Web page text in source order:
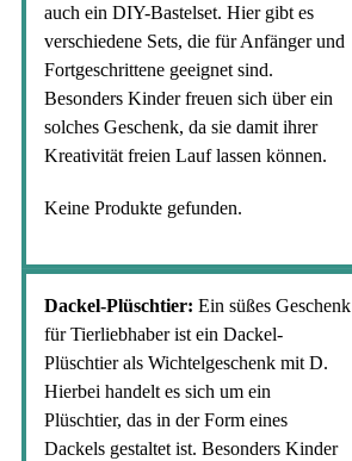
auch ein DIY-Bastelset. Hier gibt es
verschiedene Sets, die für Anfänger und
Fortgeschrittene geeignet sind.
Besonders Kinder freuen sich über ein
solches Geschenk, da sie damit ihrer
Kreativität freien Lauf lassen können.
Keine Produkte gefunden.
Dackel-Plüschtier: Ein süßes Geschenk
für Tierliebhaber ist ein Dackel-
Plüschtier als Wichtelgeschenk mit D.
Hierbei handelt es sich um ein
Plüschtier, das in der Form eines
Dackels gestaltet ist. Besonders Kinder